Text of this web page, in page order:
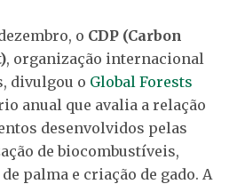
o CDP (Carbon
, organização internacional
divulgou o Global Forests
anual que avalia a relação
desenvolvidos pelas
de biocombustíveis,
palma e criação de gado. A